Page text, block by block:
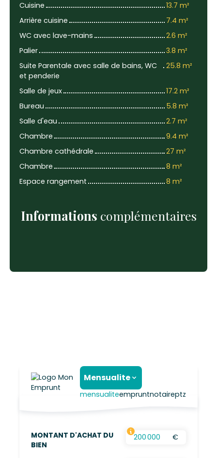
Cuisine
13.7 m²
Arrière cuisine
7.4 m²
WC avec lave-mains
2.6 m²
Palier
3.8 m²
Suite Parentale avec salle de bains, WC
et penderie
25.8 m²
Salle de jeux
17.2 m²
Bureau
5.8 m²
Salle d'eau
2.7 m²
Chambre
9.4 m²
Chambre cathédrale
27 m²
Chambre
8 m²
Espace rangement
8 m²
Informations complémentaires
Mensualite
mensualiteempruntnotaireptz
MONTANT D'ACHAT DU
BIEN
€